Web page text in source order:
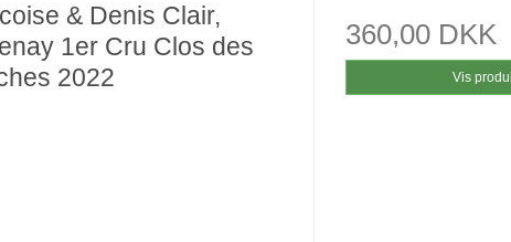
& Denis Clair,
1er Cru Clos des
2022
360,00 DKK
Vis